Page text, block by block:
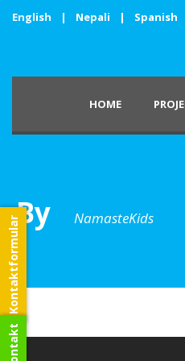
English | Nepali | Spanish
HOME
By NamasteKids
Kontaktformular